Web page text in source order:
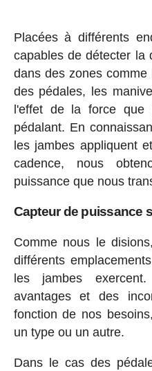
Placées à différents
capables de détecter la
dans des zones
des pédales, les
l'effet de la force que
pédalant. En
les jambes appliquent
cadence, nous
puissance que nous
Capteur de puissance
Comme nous le
différents
les jambes
avantages et des
fonction de nos
un type ou un autre.
Dans le cas des